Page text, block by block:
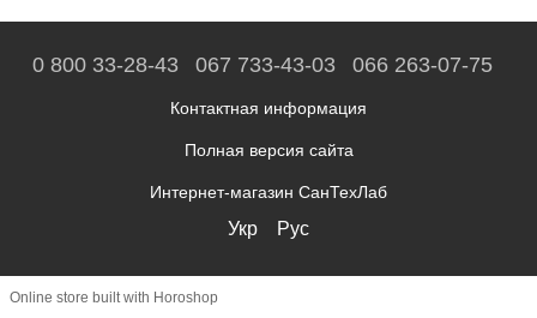
0 800 33-28-43 067 733-43-03 066 263-07-75
Контактная информация
Полная версия сайта
Интернет-магазин СанТехЛаб
Укр Рус
Online store built with Horoshop